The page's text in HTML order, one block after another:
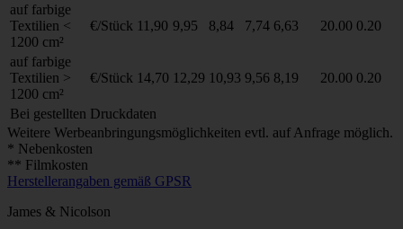
auf farbige
Textilien <
1200 cm²
€/Stück 11,90 9,95 8,84 7,74 6,63 20.00 0.20
auf farbige
Textilien >
1200 cm²
€/Stück 14,70 12,29 10,93 9,56 8,19 20.00 0.20
Bei gestellten Druckdaten
Weitere Werbeanbringungsmöglichkeiten evtl. auf Anfrage möglich.
* Nebenkosten
** Filmkosten
Herstellerangaben gemäß GPSR
James & Nicolson